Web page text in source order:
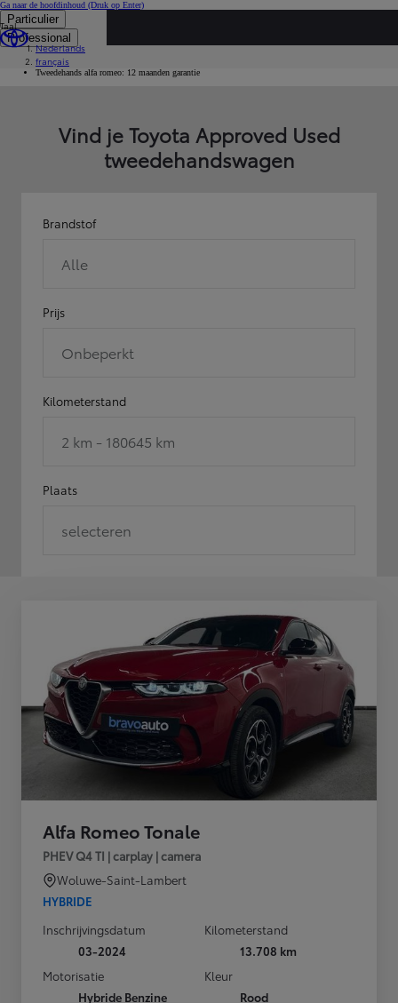
Ga naar de hoofdinhoud (Druk op Enter)
Particulier
Professional
Taal
Nederlands
français
...
Occasies
Marque
Tweedehands alfa romeo: 12 maanden garantie
Vind je Toyota Approved Used
tweedehandswagen
Brandstof
Alle
Prijs
Onbeperkt
Kilometerstand
2 km - 180645 km
Plaats
selecteren
Alfa Romeo Tonale
PHEV Q4 TI | carplay | camera
Woluwe-Saint-Lambert
HYBRIDE
Inschrijvingsdatum
03-2024
Kilometerstand
13.708 km
Motorisatie
Hybride Benzine
Kleur
Rood